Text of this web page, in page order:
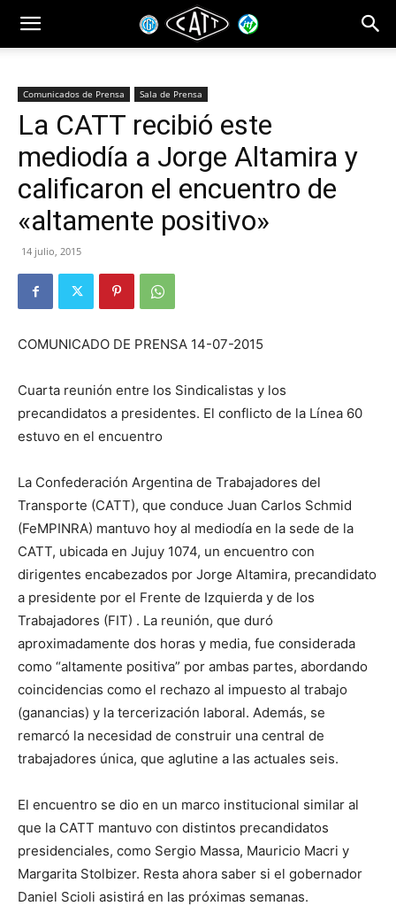
Comunicados de Prensa Sala de Prensa
La CATT recibió este
mediodía a Jorge Altamira y
calificaron el encuentro de
«altamente positivo»
14 julio, 2015
COMUNICADO DE PRENSA 14-07-2015
Cuarta reunión entre los Sindicalistas y los
precandidatos a presidentes. El conflicto de la Línea 60
estuvo en el encuentro
La Confederación Argentina de Trabajadores del
Transporte (CATT), que conduce Juan Carlos Schmid
(FeMPINRA) mantuvo hoy al mediodía en la sede de la
CATT, ubicada en Jujuy 1074, un encuentro con
dirigentes encabezados por Jorge Altamira, precandidato
a presidente por el Frente de Izquierda y de los
Trabajadores (FIT) . La reunión, que duró
aproximadamente dos horas y media, fue considerada
como “altamente positiva” por ambas partes, abordando
coincidencias como el rechazo al impuesto al trabajo
(ganancias) y la tercerización laboral. Además, se
remarcó la necesidad de construir una central de
trabajadores única, que aglutine a las actuales seis.
El encuentro se dio en un marco institucional similar al
que la CATT mantuvo con distintos precandidatos
presidenciales, como Sergio Massa, Mauricio Macri y
Margarita Stolbizer. Resta ahora saber si el gobernador
Daniel Scioli asistirá en las próximas semanas.